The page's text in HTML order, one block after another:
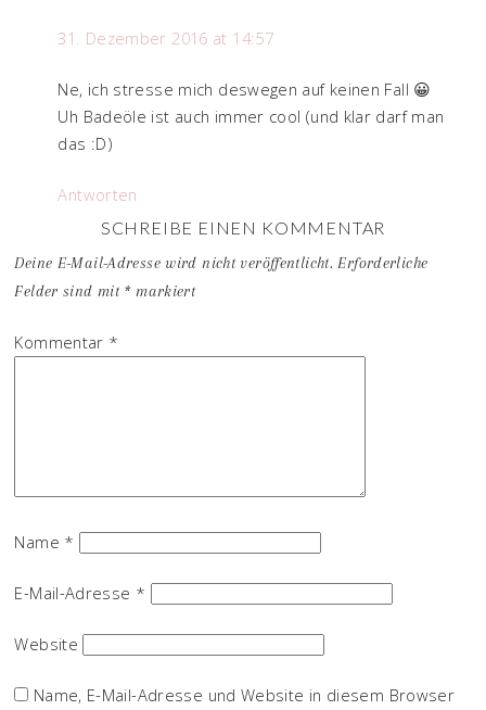
31. Dezember 2016 at 14:57
Ne, ich stresse mich deswegen auf keinen Fall 😀
Uh Badeöle ist auch immer cool (und klar darf man
das :D)
Antworten
SCHREIBE EINEN KOMMENTAR
Deine E-Mail-Adresse wird nicht veröffentlicht. Erforderliche
Felder sind mit *markiert
Kommentar *
Name *
E-Mail-Adresse *
Website
Name, E-Mail-Adresse und Website in diesem Browser